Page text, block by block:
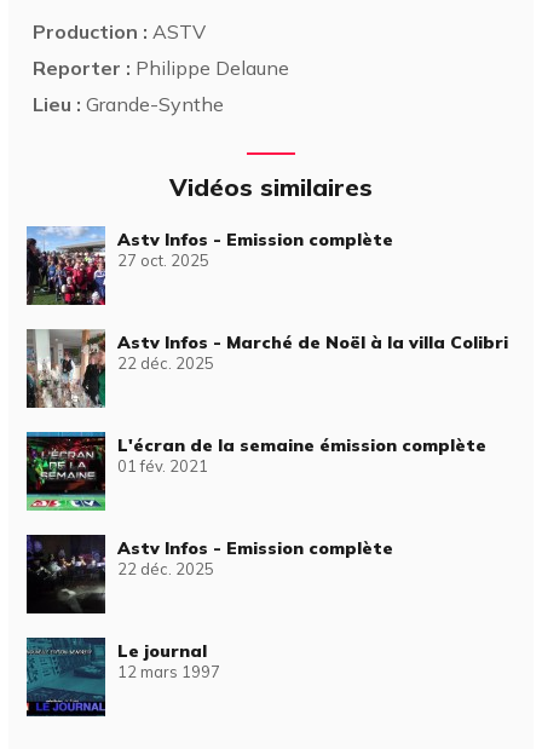
Production : ASTV
Reporter : Philippe Delaune
Lieu : Grande-Synthe
Vidéos similaires
Astv Infos - Emission complète
27 oct. 2025
Astv Infos - Marché de Noël à la villa Colibri
22 déc. 2025
L'écran de la semaine émission complète
01 fév. 2021
Astv Infos - Emission complète
22 déc. 2025
Le journal
12 mars 1997